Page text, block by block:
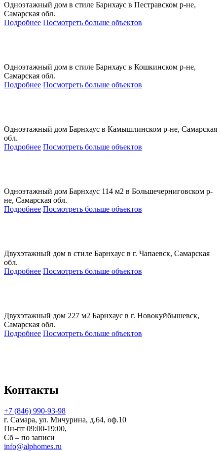
Одноэтажный дом в стиле Барнхаус в Пестравском р-не,
Самарская обл.
Подробнее Посмотреть больше объектов
Одноэтажный дом в стиле Барнхаус в Кошкинском р-не,
Самарская обл.
Подробнее Посмотреть больше объектов
Одноэтажный дом Барнхаус в Камышлинском р-не, Самарская
обл.
Подробнее Посмотреть больше объектов
Одноэтажный дом Барнхаус 114 м2 в Большечерниговском р-
не, Самарская обл.
Подробнее Посмотреть больше объектов
Двухэтажный дом в стиле Барнхаус в г. Чапаевск, Самарская
обл.
Подробнее Посмотреть больше объектов
Двухэтажный дом 227 м2 Барнхаус в г. Новокуйбышевск,
Самарская обл.
Подробнее Посмотреть больше объектов
Контакты
+7 (846) 990-93-98
г. Самара, ул. Мичурина, д.64, оф.10
Пн-пт 09:00-19:00,
Сб – по записи
info@alphomes.ru